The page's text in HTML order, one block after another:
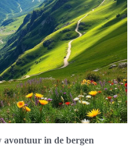
avontuur in de bergen